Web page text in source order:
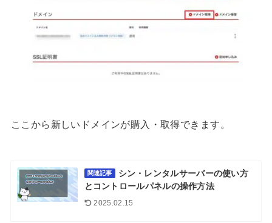
ここから新しいドメインが購入・取得できます。
関連記事
シン・レンタルサーバーの使い方
とコントロールパネルの操作方法
2025.02.15